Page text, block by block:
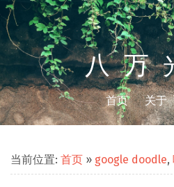
八万
首页 关于
当前位置: 首页 » google doodle,